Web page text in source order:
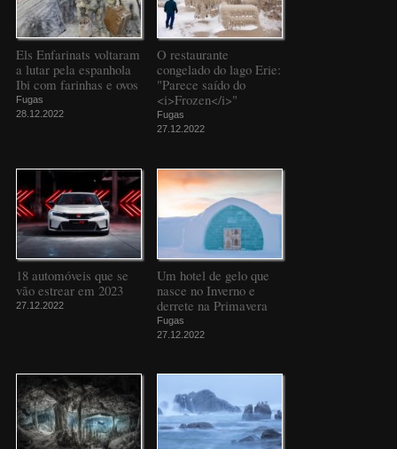
Els Enfarinats voltaram
a lutar pela espanhola
Ibi com farinhas e ovos
Fugas
28.12.2022
O restaurante
congelado do lago Erie:
"Parece saído do
<i>Frozen</i>"
Fugas
27.12.2022
18 automóveis que se
vão estrear em 2023
27.12.2022
Um hotel de gelo que
nasce no Inverno e
derrete na Primavera
Fugas
27.12.2022